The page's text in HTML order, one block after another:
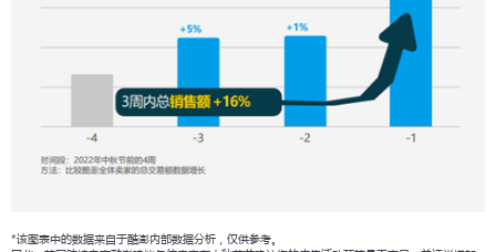
*该图表中的数据来自于酷澎内部数据分析，仅供参考。